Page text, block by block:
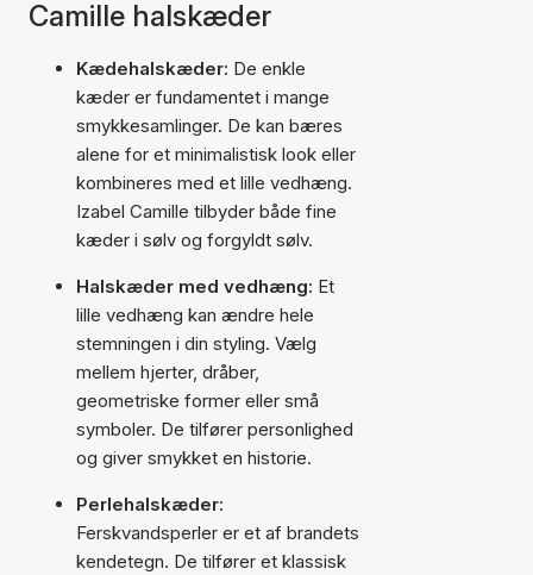
Camille halskæder
Kædehalskæder: De enkle
kæder er fundamentet i mange
smykkesamlinger. De kan bæres
alene for et minimalistisk look eller
kombineres med et lille vedhæng.
Izabel Camille tilbyder både fine
kæder i sølv og forgyldt sølv.
Halskæder med vedhæng: Et
lille vedhæng kan ændre hele
stemningen i din styling. Vælg
mellem hjerter, dråber,
geometriske former eller små
symboler. De tilfører personlighed
og giver smykket en historie.
Perlehalskæder:
Ferskvandsperler er et af brandets
kendetegn. De tilfører et klassisk